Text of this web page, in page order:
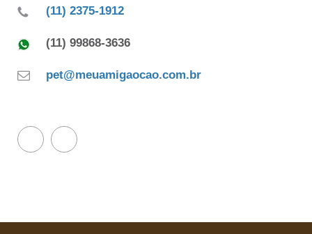
(11) 2375-1912
(11) 99868-3636
pet@meuamigaocao.com.br